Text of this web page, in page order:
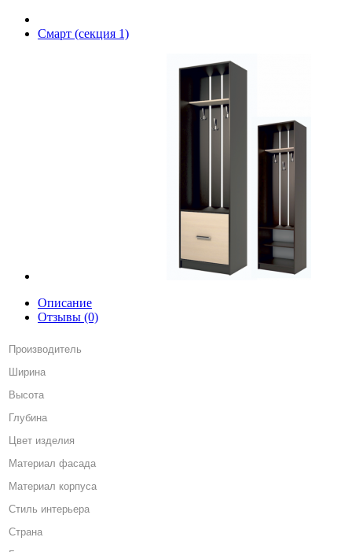
Смарт (секция 1)
Описание
Отзывы (0)
Производитель
Ширина
Высота
Глубина
Цвет изделия
Материал фасада
Материал корпуса
Стиль интерьера
Страна